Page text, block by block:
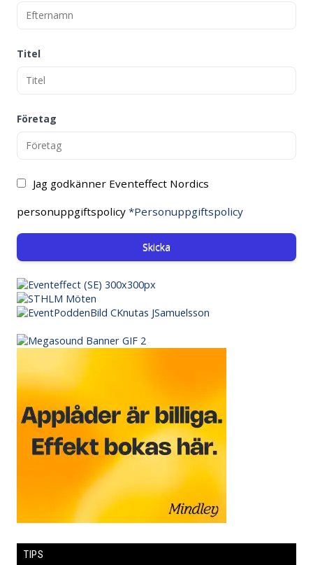
Titel
Företag
Jag godkänner Eventeffect Nordics
personuppgiftspolicy *Personuppgiftspolicy
Skicka
TIPS